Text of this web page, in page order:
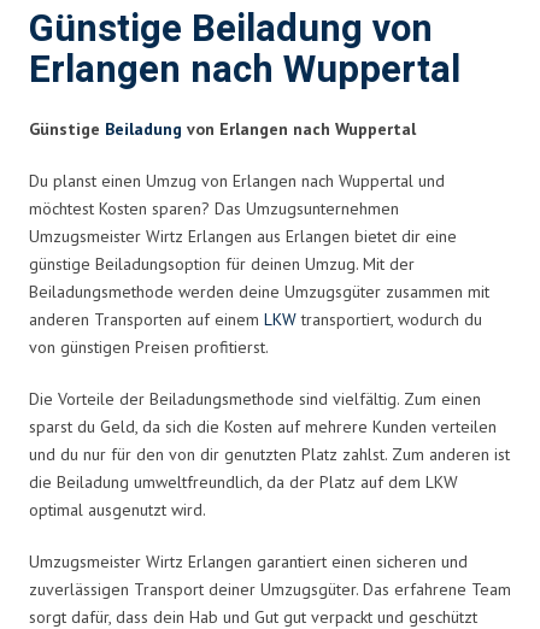
Günstige Beiladung von
Erlangen nach Wuppertal
Günstige Beiladung von Erlangen nach Wuppertal
Du planst einen Umzug von Erlangen nach Wuppertal und
möchtest Kosten sparen? Das Umzugsunternehmen
Umzugsmeister Wirtz Erlangen aus Erlangen bietet dir eine
günstige Beiladungsoption für deinen Umzug. Mit der
Beiladungsmethode werden deine Umzugsgüter zusammen mit
anderen Transporten auf einem LKWtransportiert, wodurch du
von günstigen Preisen profitierst.
Die Vorteile der Beiladungsmethode sind vielfältig. Zum einen
sparst du Geld, da sich die Kosten auf mehrere Kunden verteilen
und du nur für den von dir genutzten Platz zahlst. Zum anderen ist
die Beiladung umweltfreundlich, da der Platz auf dem LKW
optimal ausgenutzt wird.
Umzugsmeister Wirtz Erlangen garantiert einen sicheren und
zuverlässigen Transport deiner Umzugsgüter. Das erfahrene Team
sorgt dafür, dass dein Hab und Gut gut verpackt und geschützt